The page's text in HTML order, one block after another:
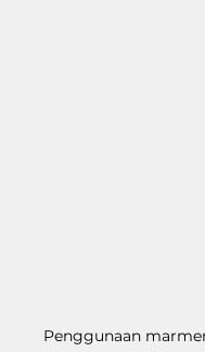
Penggunaan